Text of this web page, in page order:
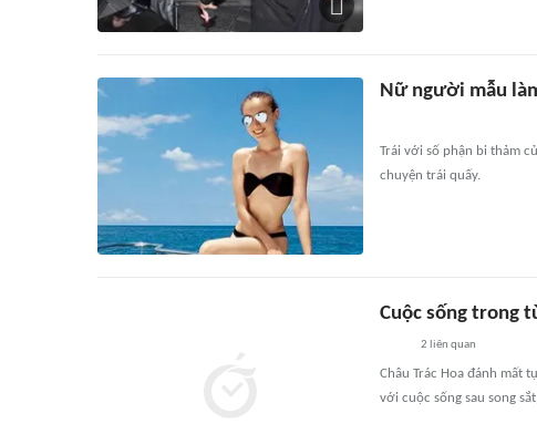
Nữ người mẫu
Trái với số phận bi thảm
chuyện trái quấy.
Cuộc sống trong
2 liên quan
Châu Trác Hoa đánh mất
với cuộc sống sau song